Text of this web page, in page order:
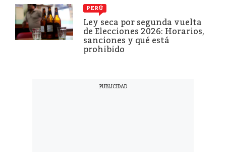
PERÚ
Ley seca por segunda vuelta
de Elecciones 2026: Horarios,
sanciones y qué está
prohibido